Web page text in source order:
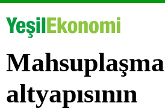
Mahsuplaşma
altyapısının